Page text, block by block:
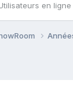
en ligne